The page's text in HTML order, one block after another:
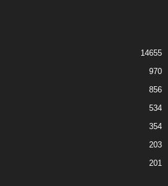
14655
970
856
534
354
203
201